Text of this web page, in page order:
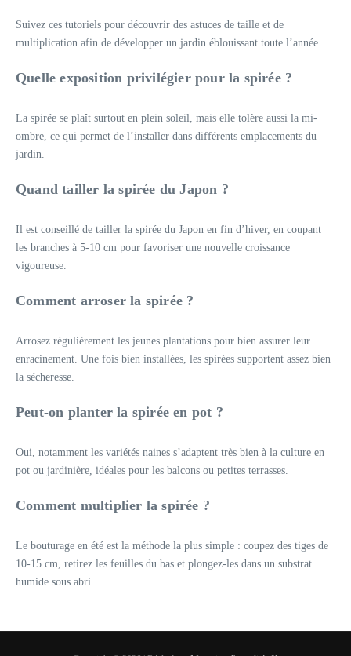
Suivez ces tutoriels pour découvrir des astuces de taille et de
multiplication afin de développer un jardin éblouissant toute l’année.
Quelle exposition privilégier pour la spirée ?
La spirée se plaît surtout en plein soleil, mais elle tolère aussi la mi-
ombre, ce qui permet de l’installer dans différents emplacements du
jardin.
Quand tailler la spirée du Japon ?
Il est conseillé de tailler la spirée du Japon en fin d’hiver, en coupant
les branches à 5-10 cm pour favoriser une nouvelle croissance
vigoureuse.
Comment arroser la spirée ?
Arrosez régulièrement les jeunes plantations pour bien assurer leur
enracinement. Une fois bien installées, les spirées supportent assez bien
la sécheresse.
Peut-on planter la spirée en pot ?
Oui, notamment les variétés naines s’adaptent très bien à la culture en
pot ou jardinière, idéales pour les balcons ou petites terrasses.
Comment multiplier la spirée ?
Le bouturage en été est la méthode la plus simple : coupez des tiges de
10-15 cm, retirez les feuilles du bas et plongez-les dans un substrat
humide sous abri.